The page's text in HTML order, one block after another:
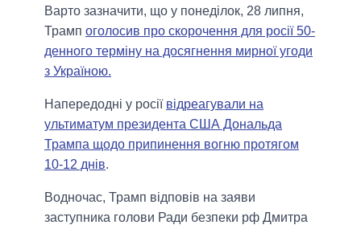
Варто зазначити, що у понеділок, 28 липня,
Трамп оголосив про скорочення для росії 50-
денного терміну на досягнення мирної угоди
з Україною.
Напередодні у росії відреагували на
ультиматум президента США Дональда
Трампа щодо припинення вогню протягом
10-12 днів.
Водночас, Трамп відповів на заяви
заступника голови Ради безпеки рф Дмитра